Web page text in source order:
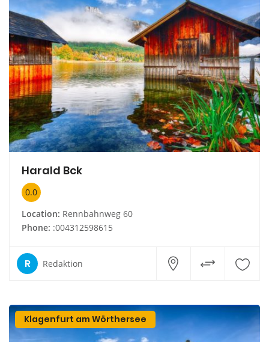
Harald Bck
0.0
Location: Rennbahnweg 60
Phone: :004312598615
R Redaktion
Klagenfurt am Wörthersee